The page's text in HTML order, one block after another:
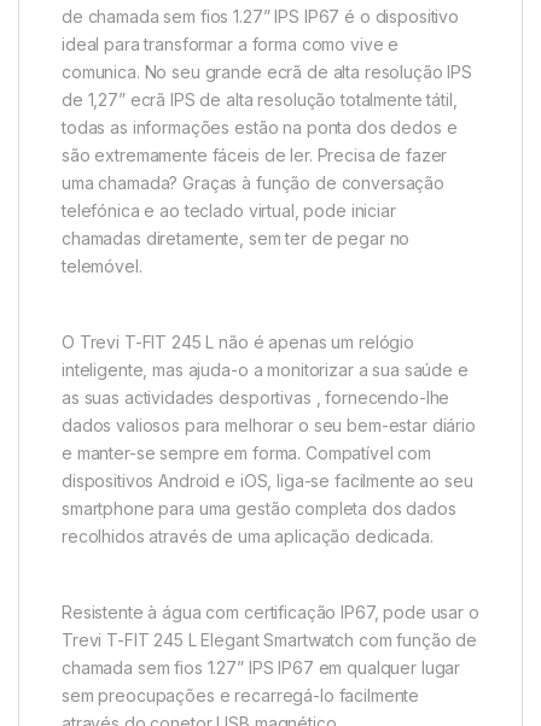
de chamada sem fios 1.27” IPS IP67 é o dispositivo
ideal para transformar a forma como vive e
comunica. No seu grande ecrã de alta resolução IPS
de 1,27” ecrã IPS de alta resolução totalmente tátil,
todas as informações estão na ponta dos dedos e
são extremamente fáceis de ler. Precisa de fazer
uma chamada? Graças à função de conversação
telefónica e ao teclado virtual, pode iniciar
chamadas diretamente, sem ter de pegar no
telemóvel.
O Trevi T-FIT 245 L não é apenas um relógio
inteligente, mas ajuda-o a monitorizar a sua saúde e
as suas actividades desportivas , fornecendo-lhe
dados valiosos para melhorar o seu bem-estar diário
e manter-se sempre em forma. Compatível com
dispositivos Android e iOS, liga-se facilmente ao seu
smartphone para uma gestão completa dos dados
recolhidos através de uma aplicação dedicada.
Resistente à água com certificação IP67, pode usar o
Trevi T-FIT 245 L Elegant Smartwatch com função de
chamada sem fios 1.27” IPS IP67 em qualquer lugar
sem preocupações e recarregá-lo facilmente